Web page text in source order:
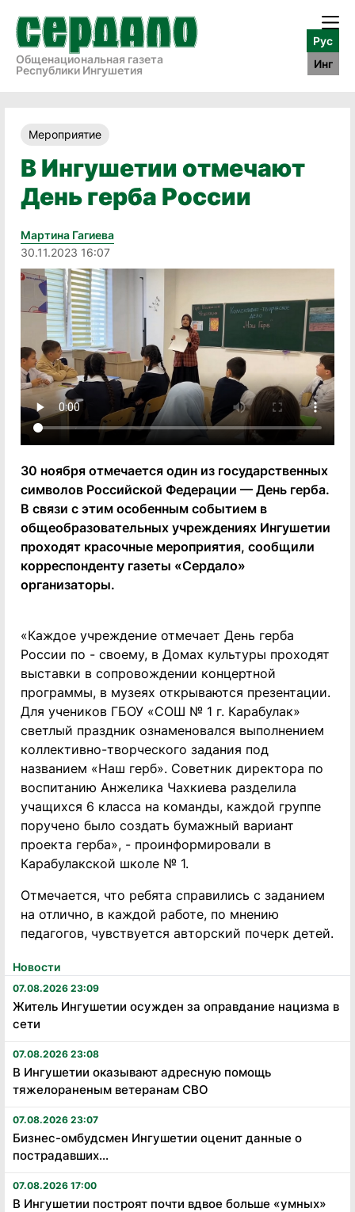
Общенациональная газета
Республики Ингушетия
Рус
Инг
Новости
07.08.2026 23:09
Житель Ингушетии осужден за оправдание нацизма в
сети
07.08.2026 23:08
В Ингушетии оказывают адресную помощь
тяжелораненым ветеранам СВО
07.08.2026 23:07
Бизнес-омбудсмен Ингушетии оценит данные о
пострадавших...
07.08.2026 17:00
В Ингушетии построят почти вдвое больше «умных»
Мероприятие
В Ингушетии отмечают
День герба России
Мартина Гагиева
30.11.2023 16:07
30 ноября отмечается один из государственных
символов Российской Федерации — День герба.
В связи с этим особенным событием в
общеобразовательных учреждениях Ингушетии
проходят красочные мероприятия, сообщили
корреспонденту газеты «Сердало»
организаторы.
«Каждое учреждение отмечает День герба
России по - своему, в Домах культуры проходят
выставки в сопровождении концертной
программы, в музеях открываются презентации.
Для учеников ГБОУ «СОШ № 1 г. Карабулак»
светлый праздник ознаменовался выполнением
коллективно-творческого задания под
названием «Наш герб». Советник директора по
воспитанию Анжелика Чахкиева разделила
учащихся 6 класса на команды, каждой группе
поручено было создать бумажный вариант
проекта герба», - проинформировали в
Карабулакской школе № 1.
Отмечается, что ребята справились с заданием
на отлично, в каждой работе, по мнению
педагогов, чувствуется авторский почерк детей.